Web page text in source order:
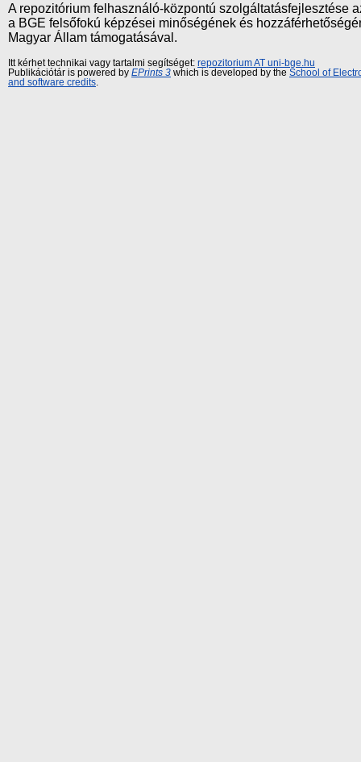
A repozitórium felhasználó-központú szolgáltatásfejlesztése
a BGE felsőfokú képzései minőségének és
Magyar Állam támogatásával.
Itt kérhet technikai vagy tartalmi segítséget: repozitorium AT uni-bge.hu
Publikációtár is powered by EPrints 3 which is developed by the School of
and software credits